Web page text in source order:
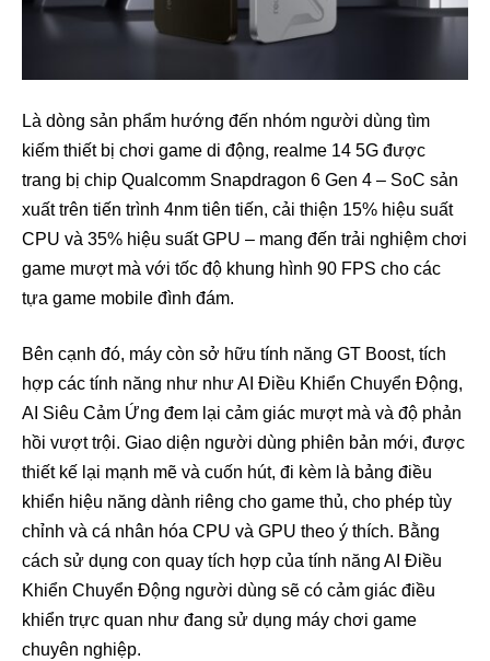
Là dòng sản phẩm hướng đến nhóm người dùng tìm
kiếm thiết bị chơi game di động, realme 14 5G được
trang bị chip Qualcomm Snapdragon 6 Gen 4 – SoC sản
xuất trên tiến trình 4nm tiên tiến, cải thiện 15% hiệu suất
CPU và 35% hiệu suất GPU – mang đến trải nghiệm chơi
game mượt mà với tốc độ khung hình 90 FPS cho các
tựa game mobile đình đám.
Bên cạnh đó, máy còn sở hữu tính năng GT Boost, tích
hợp các tính năng như như AI Điều Khiển Chuyển Động,
AI Siêu Cảm Ứng đem lại cảm giác mượt mà và độ phản
hồi vượt trội. Giao diện người dùng phiên bản mới, được
thiết kế lại mạnh mẽ và cuốn hút, đi kèm là bảng điều
khiển hiệu năng dành riêng cho game thủ, cho phép tùy
chỉnh và cá nhân hóa CPU và GPU theo ý thích. Bằng
cách sử dụng con quay tích hợp của tính năng AI Điều
Khiển Chuyển Động người dùng sẽ có cảm giác điều
khiển trực quan như đang sử dụng máy chơi game
chuyên nghiệp.